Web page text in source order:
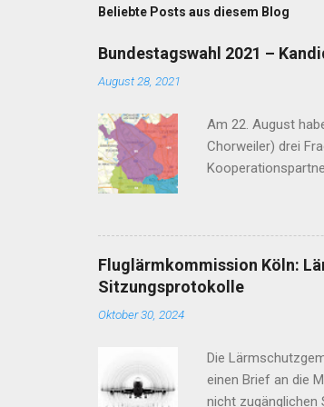
m
n
t
a
r
e
Beliebte Posts aus diesem Blog
Bundestagswahl 2021 –
August 28, 2021
Am 22. August
Chorweiler) drei
vor 2030
Jahr 2030? Diese
Kandidaten ist
B90/ Die Grünen |
Fluglärmkommission Köln:
Sitzungsprotokolle
Oktober 30, 2024
Die
einen Brief an die
nicht zugänglichen